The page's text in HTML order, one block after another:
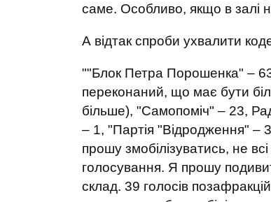
саме. Особливо, якщо в залі
А відтак спроби ухвалити
""Блок Петра Порошенка" –
переконаний, що має бути
більше), "Самопоміч" – 23,
– 1, "Партія "Відродження" –
прошу змобілізуватись, не
голосування. Я прошу
склад. 39 голосів